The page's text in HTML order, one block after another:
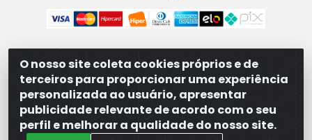
O nosso site coleta cookies próprios e de
terceiros para proporcionar uma experiência
personalizada ao usuário, apresentar
publicidade relevante de acordo com o seu
perfil e melhorar a qualidade do nosso site.
MAXXISUPRI COMÉRCIO DE SANEANTES LTDA - Avenida
Antônio Cabral de Souza, 2872 - Maranguape II -
Paulista/PE - CEP 53.421-420 - 31.329.180/0001-83